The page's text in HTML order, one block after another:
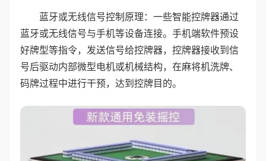
蓝牙或无线信号控制原理：一些智能控牌器通过
蓝牙或无线信号与手机等设备连接。手机端软件预设
好牌型等指令，发送信号给控牌器，控牌器接收到信
号后驱动内部微型电机或机械结构，在麻将机洗牌、
码牌过程中进行干预，达到控牌目的。